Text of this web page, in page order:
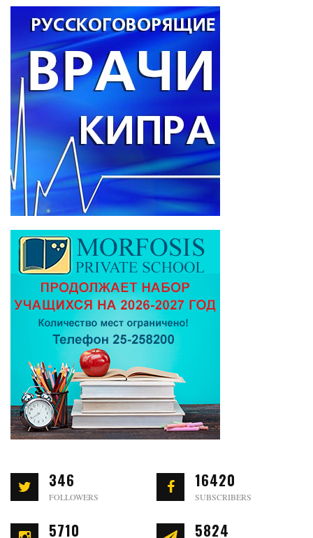
346
FOLLOWERS
16420
SUBSCRIBERS
5710 5824